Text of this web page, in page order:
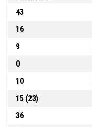
43
16
9
0
10
15(23)
36